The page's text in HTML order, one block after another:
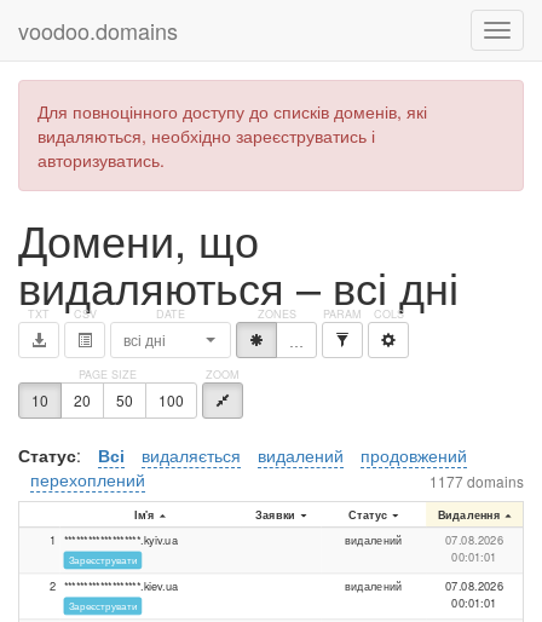
voodoo.domains
Для повноцінного доступу до списків доменів, які
видаляються, необхідно зареєструватись і
авторизуватись.
Домени, що
видаляються – всі дні
всі дні *
10 20 50 100
Статус: Всі видаляється видалений
продовжений
перехоплений
1177 domains
Ім'я Заявки Статус
Видалення
1
*******************.kyiv.ua
Зареєструвати
видалений 07.08.2026
00:01:01
2 *******************.kiev.ua
Зареєструвати
видалений 07.08.2026
00:01:01